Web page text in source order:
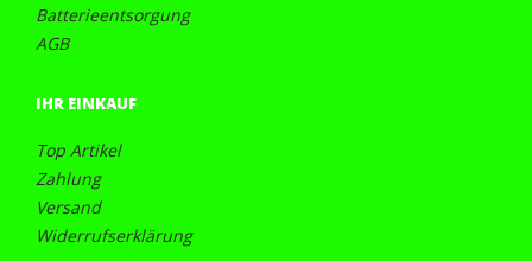
Batterieentsorgung
AGB
IHR EINKAUF
Top Artikel
Zahlung
Versand
Widerrufserklärung